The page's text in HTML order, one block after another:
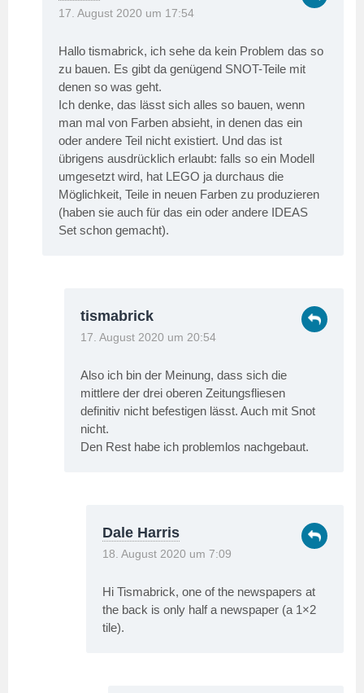
17. August 2020 um 17:54
Hallo tismabrick, ich sehe da kein Problem das so
zu bauen. Es gibt da genügend SNOT-Teile mit
denen so was geht.
Ich denke, das lässt sich alles so bauen, wenn
man mal von Farben absieht, in denen das ein
oder andere Teil nicht existiert. Und das ist
übrigens ausdrücklich erlaubt: falls so ein Modell
umgesetzt wird, hat LEGO ja durchaus die
Möglichkeit, Teile in neuen Farben zu produzieren
(haben sie auch für das ein oder andere IDEAS
Set schon gemacht).
tismabrick
17. August 2020 um 20:54
Also ich bin der Meinung, dass sich die
mittlere der drei oberen Zeitungsfliesen
definitiv nicht befestigen lässt. Auch mit Snot
nicht.
Den Rest habe ich problemlos nachgebaut.
Dale Harris
18. August 2020 um 7:09
Hi Tismabrick, one of the newspapers at
the back is only half a newspaper (a 1×2
tile).